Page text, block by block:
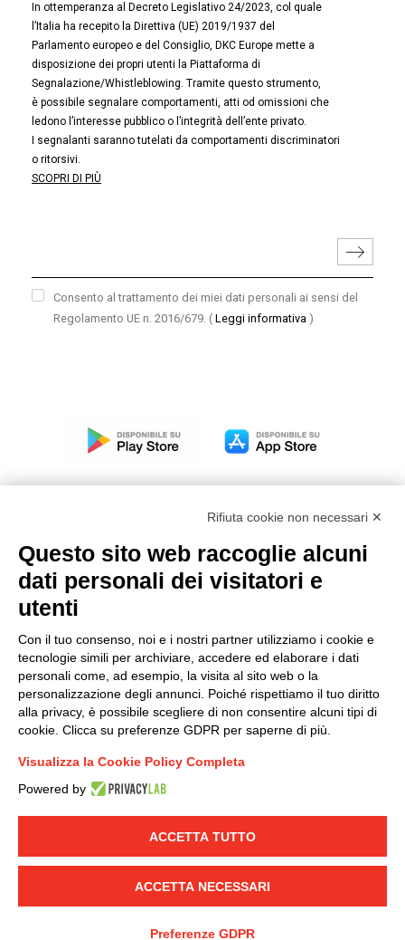
In ottemperanza al Decreto Legislativo 24/2023, col quale
l’Italia ha recepito la Direttiva (UE) 2019/1937 del
Parlamento europeo e del Consiglio, DKC Europe mette a
disposizione dei propri utenti la Piattaforma di
Segnalazione/Whistleblowing. Tramite questo strumento,
è possibile segnalare comportamenti, atti od omissioni che
ledono l’interesse pubblico o l’integrità dell’ente privato.
I segnalanti saranno tutelati da comportamenti discriminatori
o ritorsivi.
SCOPRI DI PIÙ
Consento al trattamento dei miei dati personali ai sensi del
Regolamento UE n. 2016/679. ( Leggi informativa )
LINKEDIN YOUTUBE
© 2019 - DKC Europe - -
Cookie-Yourbiz
Modello organizzativo, gestione e controllo – D. lgs.
231/2001
Condizioni generali di vendita DKC Power Solutions
Condizioni generali di acquisto
Codice etico
Rifiuta cookie non necessari ✕
Questo sito web raccoglie alcuni
dati personali dei visitatori e
utenti
Con il tuo consenso, noi e i nostri partner utilizziamo i cookie e
tecnologie simili per archiviare, accedere ed elaborare i dati
personali come, ad esempio, la visita al sito web o la
personalizzazione degli annunci. Poiché rispettiamo il tuo diritto
alla privacy, è possibile scegliere di non consentire alcuni tipi di
cookie. Clicca su preferenze GDPR per saperne di più.
Visualizza la Cookie Policy Completa
Powered by
ACCETTA TUTTO
ACCETTA NECESSARI
Preferenze GDPR